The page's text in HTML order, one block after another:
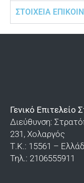
ΣΤΟΙΧΕΙΑ
Γενικό Επιτελείο
Διεύθυνση:
231, Χολαργός
Τ.Κ.: 15561 –
Τηλ.: 2106555911